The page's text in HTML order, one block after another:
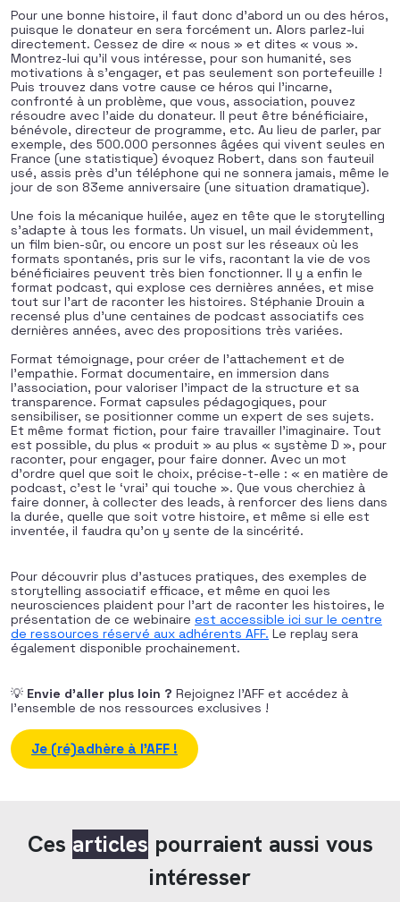
Pour une bonne histoire, il faut donc d’abord un ou des héros,
puisque le donateur en sera forcément un. Alors parlez-lui
directement. Cessez de dire « nous » et dites « vous ».
Montrez-lui qu’il vous intéresse, pour son humanité, ses
motivations à s’engager, et pas seulement son portefeuille !
Puis trouvez dans votre cause ce héros qui l’incarne,
confronté à un problème, que vous, association, pouvez
résoudre avec l’aide du donateur. Il peut être bénéficiaire,
bénévole, directeur de programme, etc. Au lieu de parler, par
exemple, des 500.000 personnes âgées qui vivent seules en
France (une statistique) évoquez Robert, dans son fauteuil
usé, assis près d’un téléphone qui ne sonnera jamais, même le
jour de son 83eme anniversaire (une situation dramatique).
Une fois la mécanique huilée, ayez en tête que le storytelling
s’adapte à tous les formats. Un visuel, un mail évidemment,
un film bien-sûr, ou encore un post sur les réseaux où les
formats spontanés, pris sur le vifs, racontant la vie de vos
bénéficiaires peuvent très bien fonctionner. Il y a enfin le
format podcast, qui explose ces dernières années, et mise
tout sur l’art de raconter les histoires. Stéphanie Drouin a
recensé plus d’une centaines de podcast associatifs ces
dernières années, avec des propositions très variées.
Format témoignage, pour créer de l’attachement et de
l’empathie. Format documentaire, en immersion dans
l’association, pour valoriser l’impact de la structure et sa
transparence. Format capsules pédagogiques, pour
sensibiliser, se positionner comme un expert de ses sujets.
Et même format fiction, pour faire travailler l’imaginaire. Tout
est possible, du plus « produit » au plus « système D », pour
raconter, pour engager, pour faire donner. Avec un mot
d’ordre quel que soit le choix, précise-t-elle : « en matière de
podcast, c’est le ‘vrai’ qui touche ». Que vous cherchiez à
faire donner, à collecter des leads, à renforcer des liens dans
la durée, quelle que soit votre histoire, et même si elle est
inventée, il faudra qu’on y sente de la sincérité.
Pour découvrir plus d’astuces pratiques, des exemples de
storytelling associatif efficace, et même en quoi les
neurosciences plaident pour l’art de raconter les histoires, le
présentation de ce webinaire est accessible ici sur le centre
de ressources réservé aux adhérents AFF. Le replay sera
également disponible prochainement.
💡 Envie d’aller plus loin ? Rejoignez l’AFF et accédez à
l’ensemble de nos ressources exclusives !
Je (ré)adhère à l’AFF !
Ces articles pourraient aussi vous
intéresser